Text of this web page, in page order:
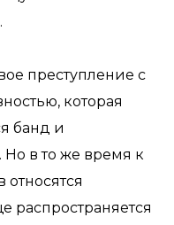
преступление с
которая
банд и
Но в то же время к
распространяется